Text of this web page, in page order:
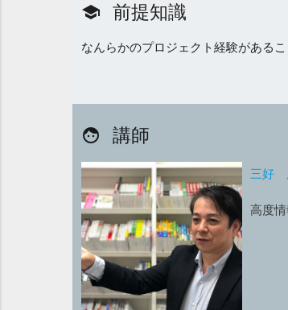
school 前提知識
なんらかのプロジェクト経験があるこ
face 講師
三好
高度